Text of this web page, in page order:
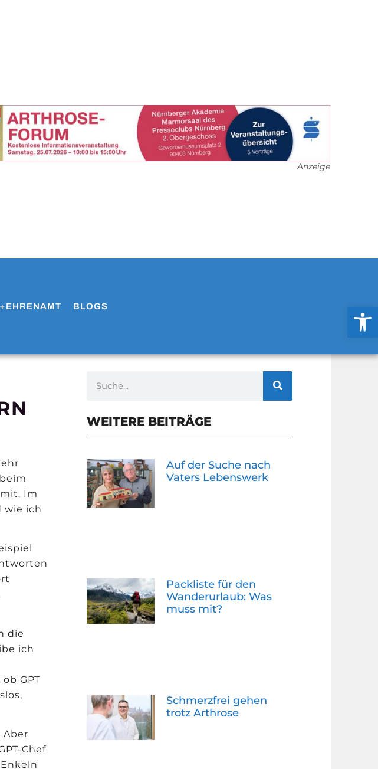
Anzeige
BLOGS
Im
wie ich
die
ich
GPT
Aber
Chef
WEITERE BEITRÄGE
Auf der Suche nach
Vaters Lebenswerk
Packliste für den
Wanderurlaub: Was
muss mit?
Schmerzfrei gehen
trotz Arthrose